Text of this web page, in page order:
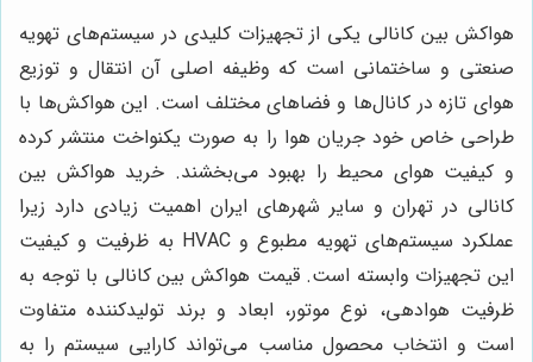
هواکش بین کانالی یکی از تجهیزات کلیدی در سیستم‌های تهویه
صنعتی و ساختمانی است که وظیفه اصلی آن انتقال و توزیع
هوای تازه در کانال‌ها و فضاهای مختلف است. این هواکش‌ها با
طراحی خاص خود جریان هوا را به صورت یکنواخت منتشر کرده
و کیفیت هوای محیط را بهبود می‌بخشند. خرید هواکش بین
کانالی در تهران و سایر شهرهای ایران اهمیت زیادی دارد زیرا
عملکرد سیستم‌های تهویه مطبوع و HVAC به ظرفیت و کیفیت
این تجهیزات وابسته است. قیمت هواکش بین کانالی با توجه به
ظرفیت هوادهی، نوع موتور، ابعاد و برند تولیدکننده متفاوت
است و انتخاب محصول مناسب می‌تواند کارایی سیستم را به